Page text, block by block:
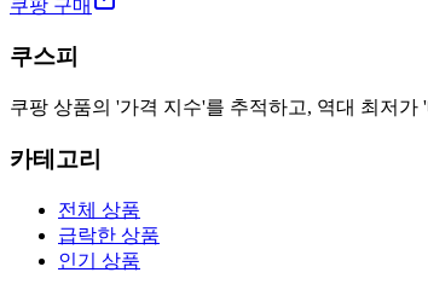
쿠팡 구매
쿠스피
쿠팡 상품의 '가격 지수'를 추적하고, 역대 최저가
카테고리
전체 상품
급락한 상품
인기 상품